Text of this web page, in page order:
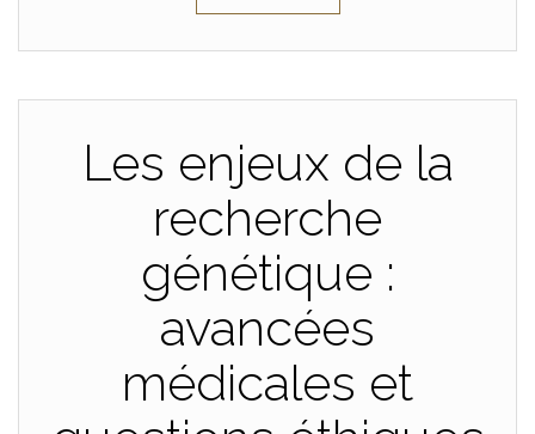
Les enjeux de la
recherche
génétique :
avancées
médicales et